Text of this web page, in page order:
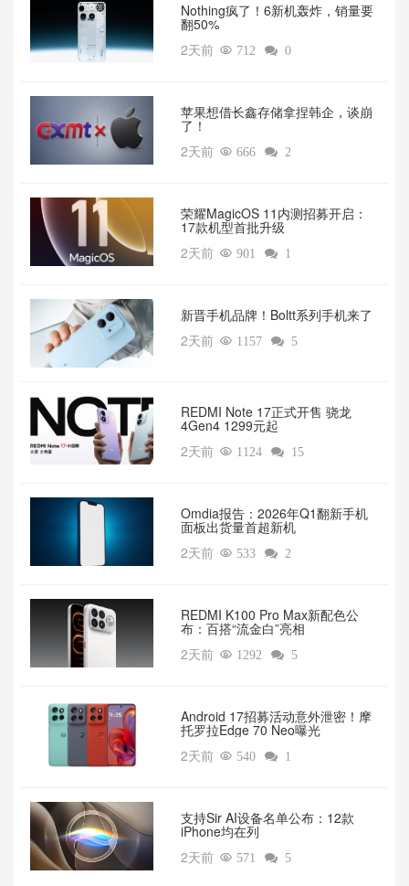
‌Nothing疯了！6新机轰炸，销量要
翻50%‌
2天前  712  0
苹果想借长鑫存储拿捏韩企，谈崩
了！
2天前  666  2
荣耀MagicOS 11内测招募开启：
17款机型首批升级
2天前  901  1
新晋手机品牌！Boltt系列手机来了
2天前  1157  5
REDMI Note 17正式开售 骁龙
4Gen4 1299元起
2天前  1124  15
Omdia报告：2026年Q1翻新手机
面板出货量首超新机
2天前  533  2
REDMI K100 Pro Max新配色公
布：百搭“流金白”亮相
2天前  1292  5
Android 17招募活动意外泄密！摩
托罗拉Edge 70 Neo曝光
2天前  540  1
支持Sir AI设备名单公布：12款
iPhone均在列
2天前  571  5